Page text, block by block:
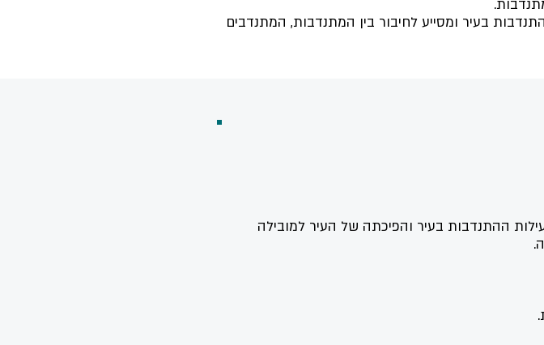
בעיר ומסייע לחיבור בין המתנדבות, המתנדבים
ההתנדבות בעיר והפיכתה של העיר למובילה